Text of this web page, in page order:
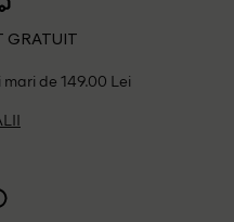
GRATUIT
de 149.00 Lei